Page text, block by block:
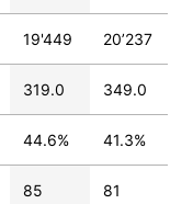
19'449 20’237
319.0 349.0
44.6% 41.3%
85 81